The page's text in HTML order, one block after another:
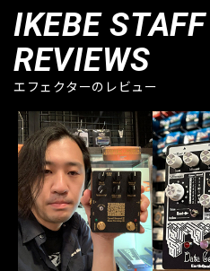
IKEBE STAFF
REVIEWS
エフェクターのレビュー